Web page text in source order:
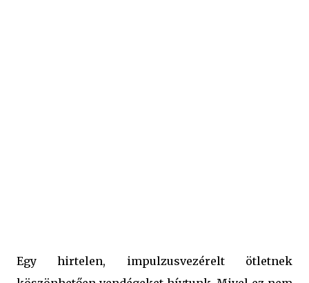
Egy hirtelen, impulzusvezérelt ötletnek